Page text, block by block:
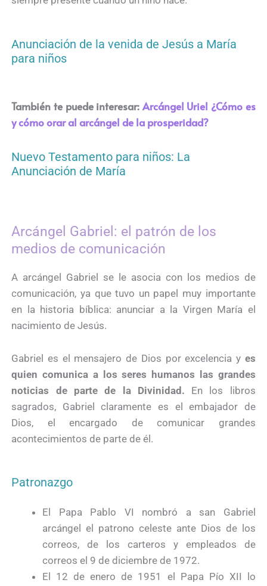
Anunciación de la venida de Jesús a María
para niños
También te puede interesar: Arcángel Uriel ¿Cómo es
y cómo orar al arcángel de la prosperidad?
Nuevo Testamento para niños: La
Anunciación de María
Arcángel Gabriel: el patrón de los
medios de comunicación
A arcángel Gabriel se le asocia con los medios de
comunicación, ya que tuvo un papel muy importante
en la historia bíblica: anunciar a la Virgen María el
nacimiento de Jesús.
Gabriel es el mensajero de Dios por excelencia y es
quien comunica a los seres humanos las grandes
noticias de parte de la Divinidad. En los libros
sagrados, Gabriel claramente es el embajador de
Dios, el encargado de comunicar grandes
acontecimientos de parte de él.
Patronazgo
El Papa Pablo VI nombró a san Gabriel
arcángel el patrono celeste ante Dios de los
correos, de los carteros y empleados de
correos el 9 de diciembre de 1972.
El 12 de enero de 1951 el Papa Pío XII lo